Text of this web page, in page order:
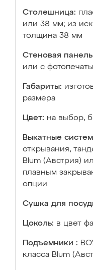
Столешница:
или 38 мм; из
толщина 38 мм
Стеновая
или с
Габариты:
размера
Цвет: на выбор,
Выкатные
открывания,
Blum (Австрия)
плавным
опции
Сушка для
Цоколь: в цвет
Подъемники :
класса Blum